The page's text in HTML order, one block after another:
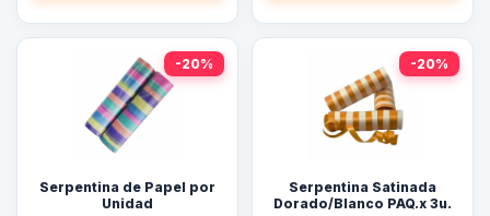
-20%
Serpentina de Papel por
Unidad
-20%
Serpentina Satinada
Dorado/Blanco PAQ.x 3u.